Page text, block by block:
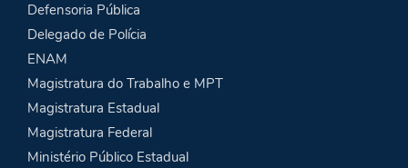
Defensoria Pública
Delegado de Polícia
ENAM
Magistratura do Trabalho e MPT
Magistratura Estadual
Magistratura Federal
Ministério Público Estadual